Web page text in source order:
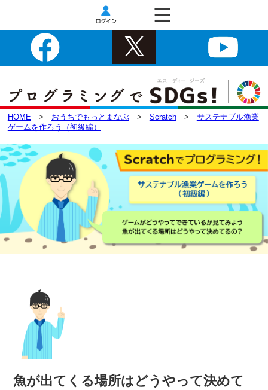
HOME > おうちでもっとまなぶ> Scratch> サステナブル漁業
ゲームを作ろう（初級編）
魚が出てくる場所はどうやって決めて